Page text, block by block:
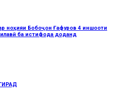
ноҳияи Бобоҷон Ғафуров 4 иншооти
ба истифода доданд